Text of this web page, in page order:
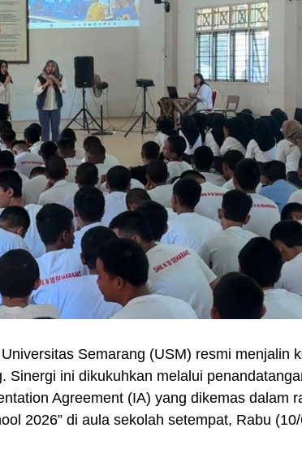
Semarang (USM) resmi menjalin
Sinergi ini dikukuhkan melalui
Agreement (IA) yang dikemas dalam
2026” di aula sekolah setempat, Rabu